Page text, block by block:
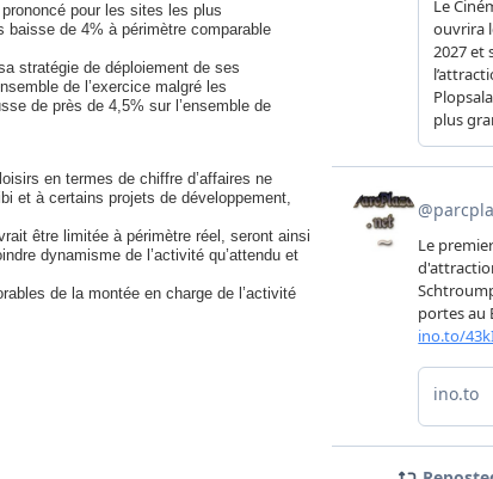
pour les sites les plus
baisse de 4% à périmètre comparable
stratégie de déploiement de ses
de l’exercice malgré les
de près de 4,5% sur l’ensemble de
en termes de chiffre d’affaires ne
et à certains projets de développement,
être limitée à périmètre réel, seront ainsi
dynamisme de l’activité qu’attendu et
de la montée en charge de l’activité